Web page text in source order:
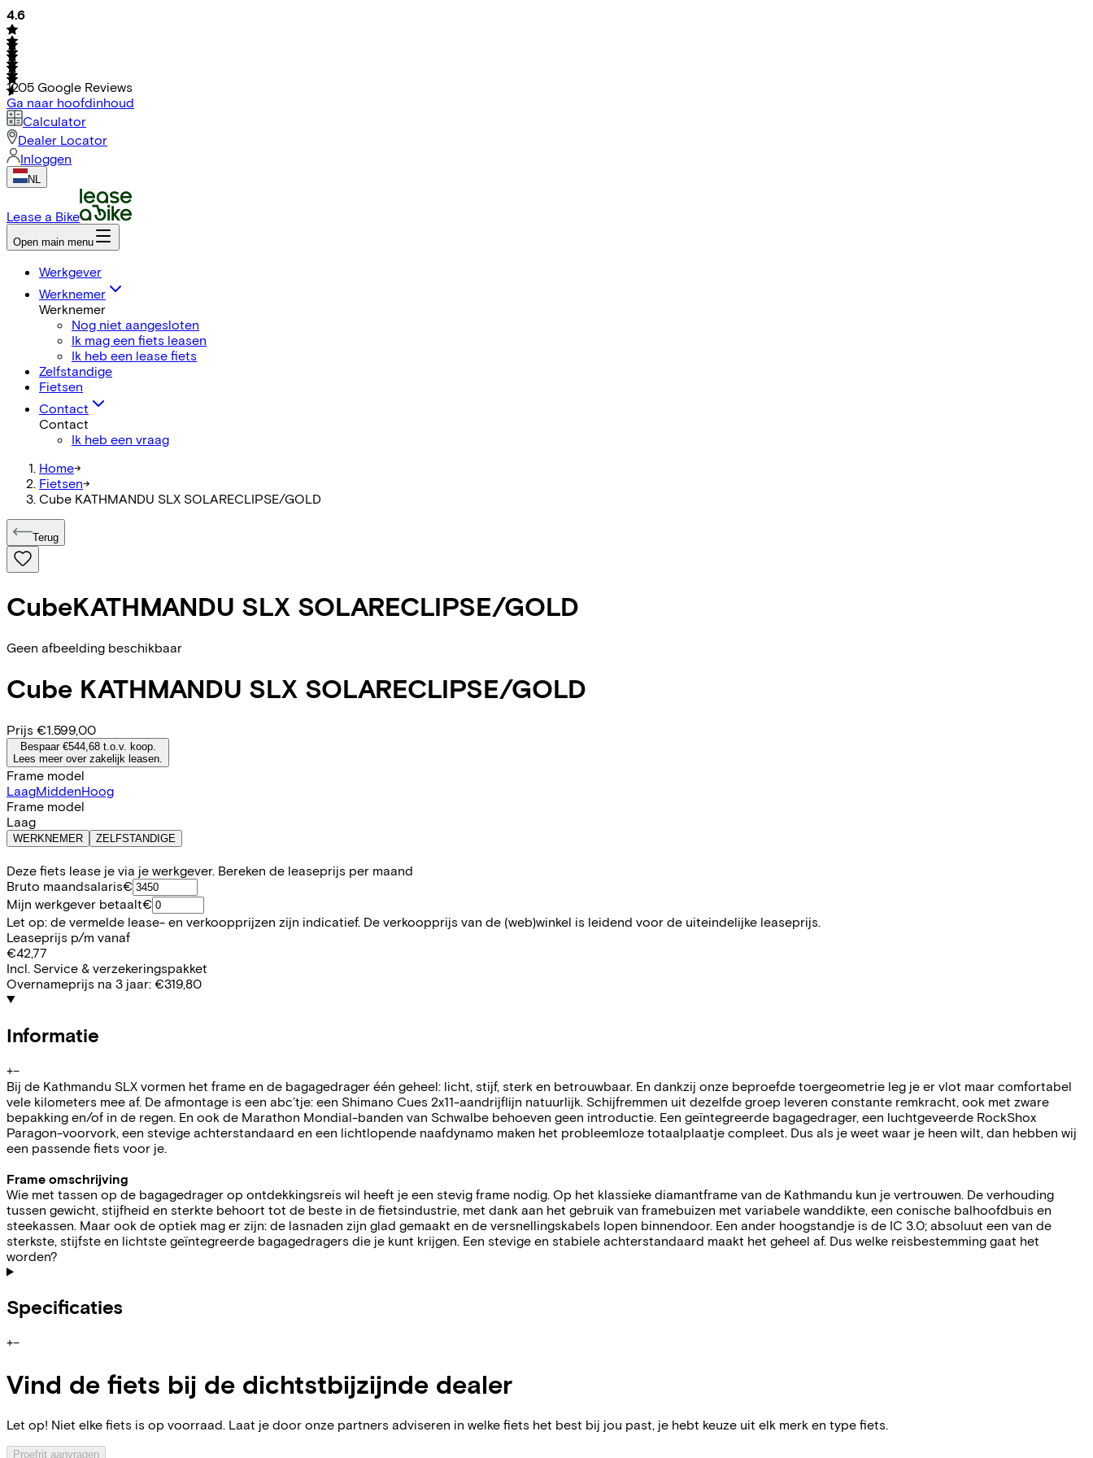
4.6
1205 Google Reviews
Ga naar hoofdinhoud
Calculator
Dealer Locator
Inloggen
NL
Lease a Bike
Open main menu
Werkgever
Werknemer
Werknemer
Nog niet aangesloten
Ik mag een fiets leasen
Ik heb een lease fiets
Zelfstandige
Fietsen
Contact
Contact
Ik heb een vraag
Home->
Fietsen->
Cube KATHMANDU SLX SOLARECLIPSE/GOLD
Terug
CubeKATHMANDU SLX SOLARECLIPSE/GOLD
Geen afbeelding beschikbaar
Cube KATHMANDU SLX SOLARECLIPSE/GOLD
Prijs €1.599,00
Bespaar €544,68 t.o.v. koop.
Lees meer over zakelijk leasen.
Frame model
LaagMiddenHoog
Frame model
Laag
WERKNEMER ZELFSTANDIGE
Deze fiets lease je via je werkgever. Bereken de leaseprijs per maand
Bruto maandsalaris€
Mijn werkgever betaalt€
Let op: de vermelde lease- en verkoopprijzen zijn indicatief. De verkoopprijs van de (web)winkel is leidend voor de uiteindelijke leaseprijs.
Leaseprijs p/m vanaf
€42,77
Incl. Service & verzekeringspakket
Overnameprijs na 3 jaar: €319,80
Informatie
+−
Bij de Kathmandu SLX vormen het frame en de bagagedrager één geheel: licht, stijf, sterk en betrouwbaar. En dankzij onze beproefde toergeometrie leg je er vlot maar comfortabel
vele kilometers mee af. De afmontage is een abc’tje: een Shimano Cues 2x11-aandrijflijn natuurlijk. Schijfremmen uit dezelfde groep leveren constante remkracht, ook met zware
bepakking en/of in de regen. En ook de Marathon Mondial-banden van Schwalbe behoeven geen introductie. Een geïntegreerde bagagedrager, een luchtgeveerde RockShox
Paragon-voorvork, een stevige achterstandaard en een lichtlopende naafdynamo maken het probleemloze totaalplaatje compleet. Dus als je weet waar je heen wilt, dan hebben wij
een passende fiets voor je.
Frame omschrijving
Wie met tassen op de bagagedrager op ontdekkingsreis wil heeft je een stevig frame nodig. Op het klassieke diamantframe van de Kathmandu kun je vertrouwen. De verhouding
tussen gewicht, stijfheid en sterkte behoort tot de beste in de fietsindustrie, met dank aan het gebruik van framebuizen met variabele wanddikte, een conische balhoofdbuis en
steekassen. Maar ook de optiek mag er zijn: de lasnaden zijn glad gemaakt en de versnellingskabels lopen binnendoor. Een ander hoogstandje is de IC 3.0; absoluut een van de
sterkste, stijfste en lichtste geïntegreerde bagagedragers die je kunt krijgen. Een stevige en stabiele achterstandaard maakt het geheel af. Dus welke reisbestemming gaat het
worden?
Specificaties
+−
Vind de fiets bij de dichtstbijzijnde dealer
Let op! Niet elke fiets is op voorraad. Laat je door onze partners adviseren in welke fiets het best bij jou past, je hebt keuze uit elk merk en type fiets.
Proefrit aanvragen